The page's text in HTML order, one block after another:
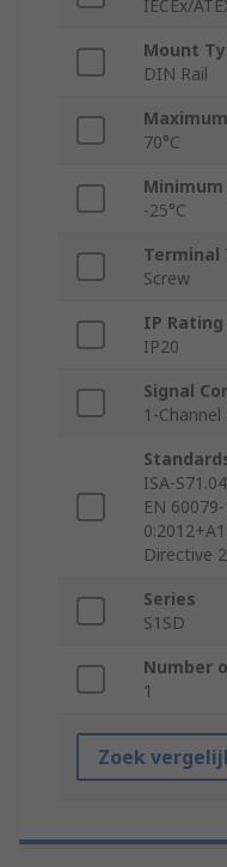
IECEx/
Mount
DIN Rail
70°C
-25°C
Terminal
Screw
IP Rating
IP20
Signal
1-
ISA-
EN
Directive
Series
S1SD
Number
1
Zoek